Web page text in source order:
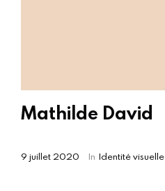
Mathilde David
9 juillet 2020 In Identité visuelle